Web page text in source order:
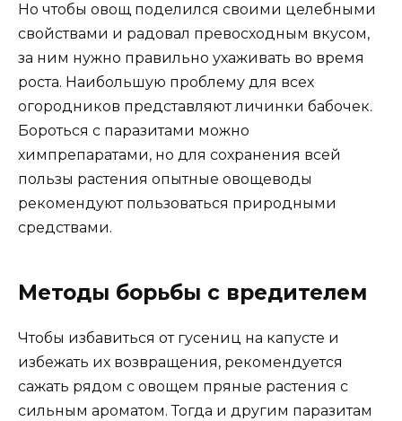
Но чтобы овощ поделился своими целебными
свойствами и радовал превосходным вкусом,
за ним нужно правильно ухаживать во время
роста. Наибольшую проблему для всех
огородников представляют личинки бабочек.
Бороться с паразитами можно
химпрепаратами, но для сохранения всей
пользы растения опытные овощеводы
рекомендуют пользоваться природными
средствами.
Методы борьбы с вредителем
Чтобы избавиться от гусениц на капусте и
избежать их возвращения, рекомендуется
сажать рядом с овощем пряные растения с
сильным ароматом. Тогда и другим паразитам